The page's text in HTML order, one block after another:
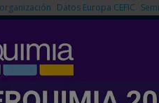
Datos Europa CEFIC
PRODUCTOS